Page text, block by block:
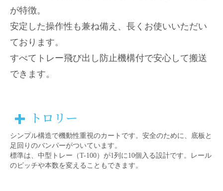
が特徴。
安定した操作性も兼ね備え、長くお使いいただい
ております。
すべてトレー飛び出し防止機構付で安心して搬送
できます。
トロリー
シンプル構造で機動性重視のカートです。安全のために、底板と
足回りのバンパーがついています。
標準は、中型トレー（T-100）が1列に10個入る設計です。レール
のピッチや本数を変えることもできます。